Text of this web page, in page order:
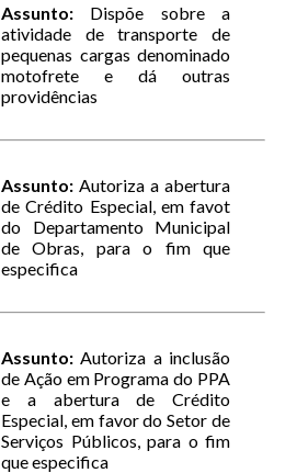
Assunto: Dispõe sobre a
atividade de transporte de
pequenas cargas denominado
motofrete e dá outras
providências
Assunto: Autoriza a abertura
de Crédito Especial, em favot
do Departamento Municipal
de Obras, para o fim que
especifica
Assunto:Autoriza a inclusão
de Ação em Programa do PPA
e a abertura de Crédito
Especial, em favor do Setor de
Serviços Públicos, para o fim
que especifica